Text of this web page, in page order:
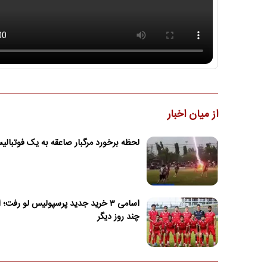
از میان اخبار
لحظه برخورد مرگبار صاعقه به یک
اسامی ۳ خرید جدید پرسپولیس لو
چند روز دیگر